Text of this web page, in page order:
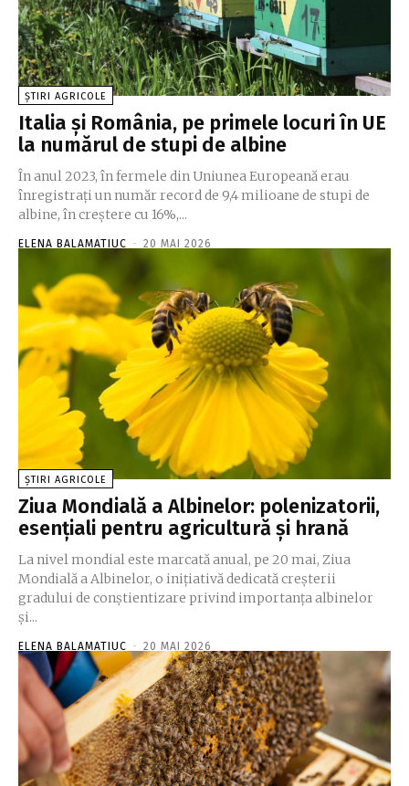
ȘTIRI AGRICOLE
Italia şi România, pe primele locuri în UE
la numărul de stupi de albine
În anul 2023, în fermele din Uniunea Europeană erau
înregistraţi un număr record de 9,4 milioane de stupi de
albine, în creştere cu 16%,...
ELENA BALAMATIUC - 20 MAI 2026
ȘTIRI AGRICOLE
Ziua Mondială a Albinelor: polenizatorii,
esențiali pentru agricultură și hrană
La nivel mondial este marcată anual, pe 20 mai, Ziua
Mondială a Albinelor, o inițiativă dedicată creșterii
gradului de conștientizare privind importanța albinelor
și...
ELENA BALAMATIUC - 20 MAI 2026